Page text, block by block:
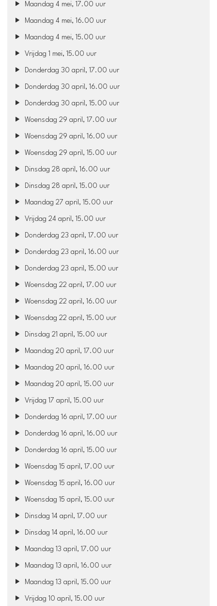
Maandag 4 mei, 17.00 uur
Maandag 4 mei, 16.00 uur
Maandag 4 mei, 15.00 uur
Vrijdag 1 mei, 15.00 uur
Donderdag 30 april, 17.00 uur
Donderdag 30 april, 16.00 uur
Donderdag 30 april, 15.00 uur
Woensdag 29 april, 17.00 uur
Woensdag 29 april, 16.00 uur
Woensdag 29 april, 15.00 uur
Dinsdag 28 april, 16.00 uur
Dinsdag 28 april, 15.00 uur
Maandag 27 april, 15.00 uur
Vrijdag 24 april, 15.00 uur
Donderdag 23 april, 17.00 uur
Donderdag 23 april, 16.00 uur
Donderdag 23 april, 15.00 uur
Woensdag 22 april, 17.00 uur
Woensdag 22 april, 16.00 uur
Woensdag 22 april, 15.00 uur
Dinsdag 21 april, 15.00 uur
Maandag 20 april, 17.00 uur
Maandag 20 april, 16.00 uur
Maandag 20 april, 15.00 uur
Vrijdag 17 april, 15.00 uur
Donderdag 16 april, 17.00 uur
Donderdag 16 april, 16.00 uur
Donderdag 16 april, 15.00 uur
Woensdag 15 april, 17.00 uur
Woensdag 15 april, 16.00 uur
Woensdag 15 april, 15.00 uur
Dinsdag 14 april, 17.00 uur
Dinsdag 14 april, 16.00 uur
Maandag 13 april, 17.00 uur
Maandag 13 april, 16.00 uur
Maandag 13 april, 15.00 uur
Vrijdag 10 april, 15.00 uur